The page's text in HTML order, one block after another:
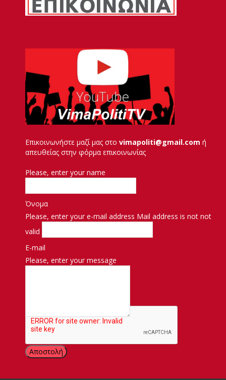
Επικοινωνήστε μαζί μας στο vimapoliti@gmail.com ή
απευθείας στην φόρμα επικοινωνίας
Please, enter your name
Όνομα
Please, enter your e-mail address Mail address is not not
valid
E-mail
Please, enter your message
Μήνυμα